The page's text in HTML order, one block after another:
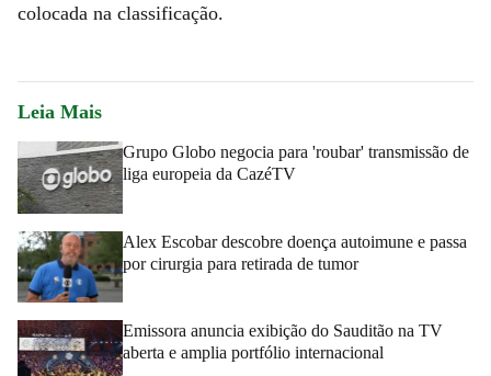
colocada na classificação.
Leia Mais
Grupo Globo negocia para 'roubar' transmissão de
liga europeia da CazéTV
Alex Escobar descobre doença autoimune e passa
por cirurgia para retirada de tumor
Emissora anuncia exibição do Sauditão na TV
aberta e amplia portfólio internacional